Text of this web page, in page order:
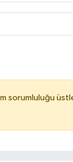
sorumluluğu